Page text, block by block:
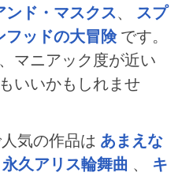
ンド・マスクス、 スプ
フッドの大冒険 です。
マニアック度が近い
いいかもしれませ
気の作品は あまえな
久アリス輪舞曲 、 キ